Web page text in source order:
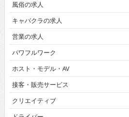
風俗の求人
キャバクラの求人
営業の求人
パワフルワーク
ホスト・モデル・AV
接客・販売サービス
クリエイティブ